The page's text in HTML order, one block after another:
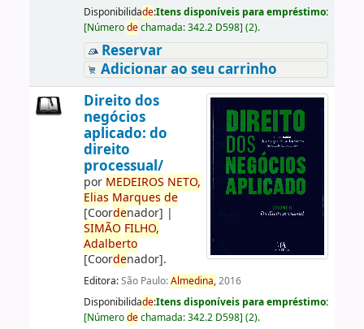
Disponibilidade:Itens disponíveis para empréstimo:
[Númerodechamada:342.2 D598] (2).
Reservar
Adicionar ao seu carrinho
Direito dos
negócios
aplicado: do
direito
processual/
por MEDEIROS NETO,
Elias Marques de
[Coordenador] |
SIMÃO FILHO,
Adalberto
[Coordenador].
Editora:São Paulo:Almedina,2016
Disponibilidade:Itens disponíveis para empréstimo:
[Númerodechamada:342.2 D598] (2).